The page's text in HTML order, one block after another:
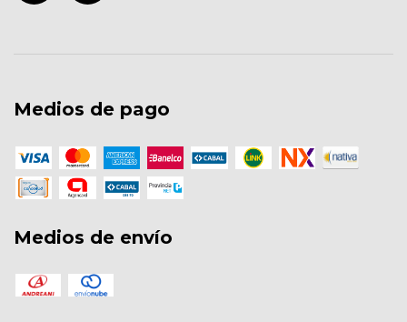
Medios de pago
Medios de envío